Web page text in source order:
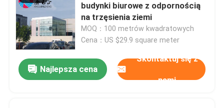
budynki biurowe z odpornością
na trzęsienia ziemi
MOQ：100 metrów kwadratowych
Cena：US $29.9 square meter
Najlepsza cena
Skontaktuj się z
nami